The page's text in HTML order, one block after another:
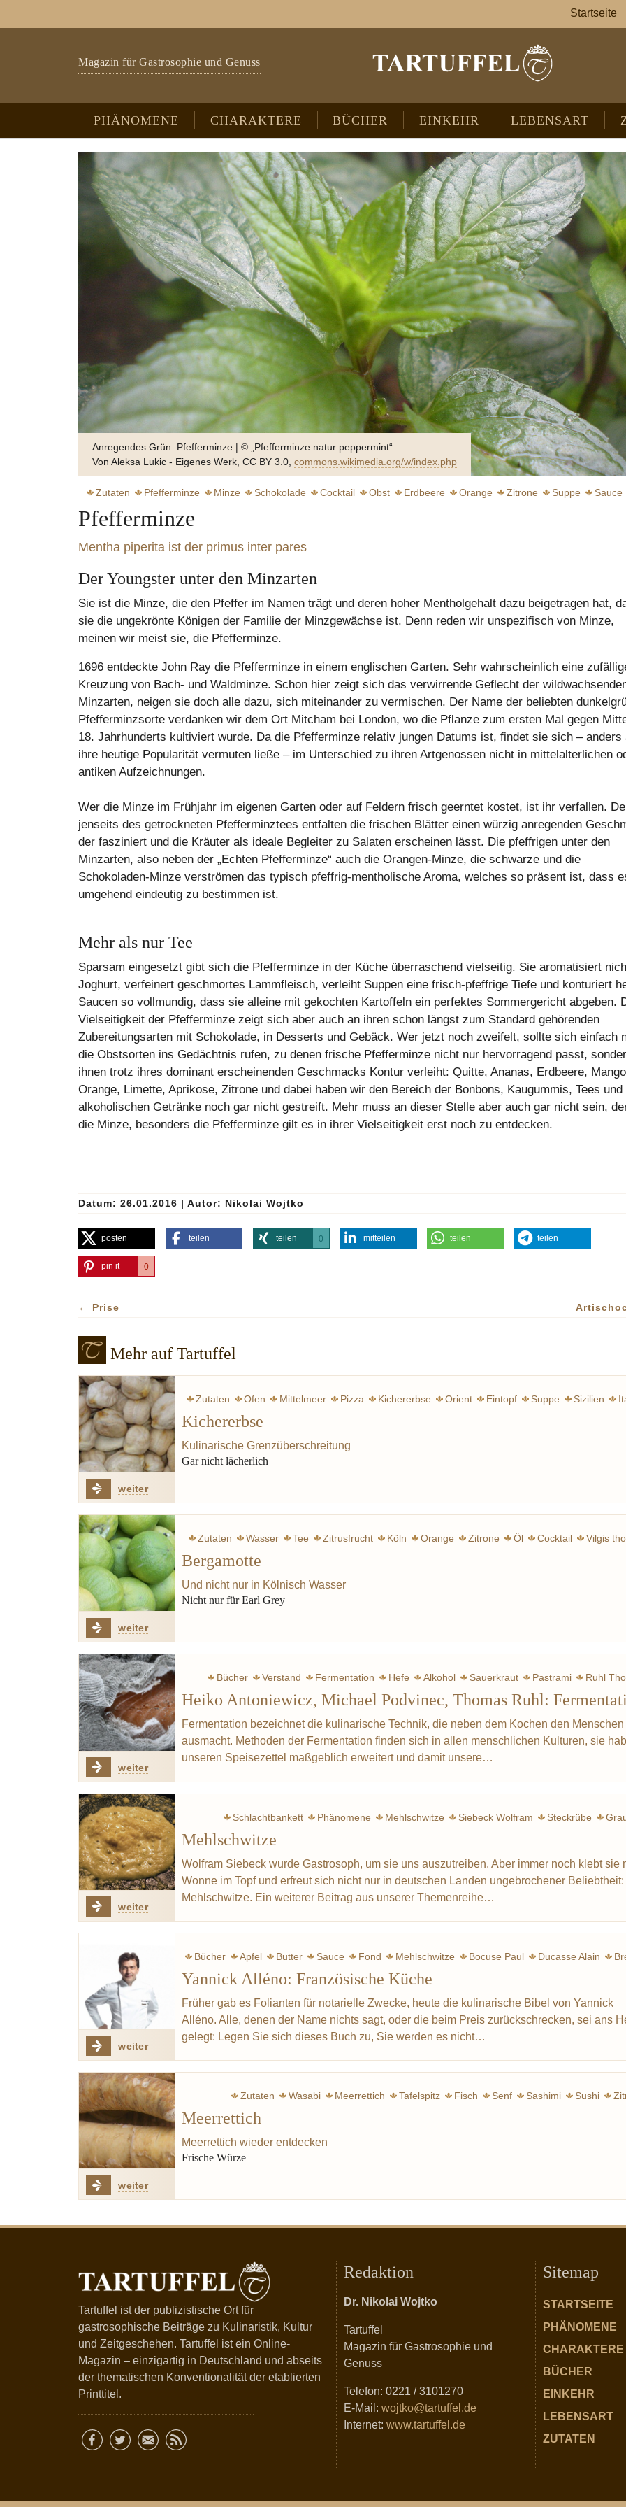
Magazin für Gastrosophie und Genuss
PHÄNOMENE CHARAKTERE BÜCHER EINKEHR LEBENSART
Startseite
Anregendes Grün: Pfefferminze | © „Pfefferminze natur peppermint“
Von Aleksa Lukic - Eigenes Werk, CC BY 3.0, commons.wikimedia.org/w/index.php
Zutaten Pfefferminze Minze Schokolade Cocktail Obst Erdbeere Orange Zitrone Suppe Sauce
Pfefferminze
Mentha piperita ist der primus inter pares
Der Youngster unter den Minzarten
Sie ist die Minze, die den Pfeffer im Namen trägt und deren hoher Mentholgehalt dazu beigetragen hat,
sie die ungekrönte Königen der Familie der Minzgewächse ist. Denn reden wir unspezifisch von Minze,
meinen wir meist sie, die Pfefferminze.
1696 entdeckte John Ray die Pfefferminze in einem englischen Garten. Sehr wahrscheinlich eine
Kreuzung von Bach- und Waldminze. Schon hier zeigt sich das verwirrende Geflecht der
Minzarten, neigen sie doch alle dazu, sich miteinander zu vermischen. Der Name der beliebten
Pfefferminzsorte verdanken wir dem Ort Mitcham bei London, wo die Pflanze zum ersten Mal gegen
18. Jahrhunderts kultiviert wurde. Da die Pfefferminze relativ jungen Datums ist, findet sie sich – anders
ihre heutige Popularität vermuten ließe – im Unterschied zu ihren Artgenossen nicht in mittelalterlichen
antiken Aufzeichnungen.
Wer die Minze im Frühjahr im eigenen Garten oder auf Feldern frisch geerntet kostet, ist ihr verfallen.
jenseits des getrockneten Pfefferminztees entfalten die frischen Blätter einen würzig anregenden
der fasziniert und die Kräuter als ideale Begleiter zu Salaten erscheinen lässt. Die pfeffrigen unter den
Minzarten, also neben der „Echten Pfefferminze“ auch die Orangen-Minze, die schwarze und die
Schokoladen-Minze verströmen das typisch pfeffrig-mentholische Aroma, welches so präsent ist, dass
umgehend eindeutig zu bestimmen ist.
Mehr als nur Tee
Sparsam eingesetzt gibt sich die Pfefferminze in der Küche überraschend vielseitig. Sie aromatisiert
Joghurt, verfeinert geschmortes Lammfleisch, verleiht Suppen eine frisch-pfeffrige Tiefe und konturiert
Saucen so vollmundig, dass sie alleine mit gekochten Kartoffeln ein perfektes Sommergericht abgeben.
Vielseitigkeit der Pfefferminze zeigt sich aber auch an ihren schon längst zum Standard gehörenden
Zubereitungsarten mit Schokolade, in Desserts und Gebäck. Wer jetzt noch zweifelt, sollte sich einfach
die Obstsorten ins Gedächtnis rufen, zu denen frische Pfefferminze nicht nur hervorragend passt,
ihnen trotz ihres dominant erscheinenden Geschmacks Kontur verleiht: Quitte, Ananas, Erdbeere,
Orange, Limette, Aprikose, Zitrone und dabei haben wir den Bereich der Bonbons, Kaugummis, Tees und
alkoholischen Getränke noch gar nicht gestreift. Mehr muss an dieser Stelle aber auch gar nicht sein,
die Minze, besonders die Pfefferminze gilt es in ihrer Vielseitigkeit erst noch zu entdecken.
Datum: 26.01.2016 | Autor: Nikolai Wojtko
posten teilen teilen 0 mitteilen teilen teilen
pin it 0
← Prise
Mehr auf Tartuffel
weiter
Zutaten Ofen Mittelmeer Pizza Kichererbse Orient Eintopf Suppe Sizilien
Kichererbse
Kulinarische Grenzüberschreitung
Gar nicht lächerlich
weiter
Zutaten Wasser Tee Zitrusfrucht Köln Orange Zitrone Öl Cocktail
Vilgis
Bergamotte
Und nicht nur in Kölnisch Wasser
Nicht nur für Earl Grey
weiter
Bücher Verstand Fermentation Hefe Alkohol Sauerkraut Pastrami
Ruhl
Wurst
Asche Tee Schinken Lévi-Strauss
Heiko Antoniewicz, Michael Podvinec, Thomas Ruhl:
Fermentation bezeichnet die kulinarische Technik, die neben dem Kochen den Menschen
ausmacht. Methoden der Fermentation finden sich in allen menschlichen Kulturen, sie
unseren Speisezettel maßgeblich erweitert und damit unsere…
weiter
Schlachtbankett Phänomene Mehlschwitze Siebeck Wolfram Steckrübe
Eintopf
Butter
Spargel
Drittes
Mehlschwitze
Wolfram Siebeck wurde Gastrosoph, um sie uns auszutreiben. Aber immer noch klebt sie
Wonne im Topf und erfreut sich nicht nur in deutschen Landen ungebrochener
Mehlschwitze. Ein weiterer Beitrag aus unserer Themenreihe…
weiter
Bücher Apfel Butter Sauce Fond Mehlschwitze Bocuse Paul Ducasse Alain
Yannick Alléno: Französische Küche
Früher gab es Folianten für notarielle Zwecke, heute die kulinarische Bibel von Yannick
Alléno. Alle, denen der Name nichts sagt, oder die beim Preis zurückschrecken, sei ans
gelegt: Legen Sie sich dieses Buch zu, Sie werden es nicht…
weiter
Zutaten Wasabi Meerrettich Tafelspitz Fisch Senf Sashimi Sushi
Meerrettich
Meerrettich wieder entdecken
Frische Würze
weiter weiter
Tartuffel ist der publizistische Ort für
gastrosophische Beiträge zu Kulinaristik, Kultur
und Zeitgeschehen. Tartuffel ist ein Online-
Magazin – einzigartig in Deutschland und abseits
der thematischen Konventionalität der etablierten
Printtitel.
Redaktion
Dr. Nikolai Wojtko
Tartuffel
Magazin für Gastrosophie und
Genuss
Telefon: 0221 / 3101270
E-Mail: wojtko@tartuffel.de
Internet: www.tartuffel.de
Sitemap
STARTSEITE
PHÄNOMENE
CHARAKTERE
BÜCHER
EINKEHR
LEBENSART
ZUTATEN